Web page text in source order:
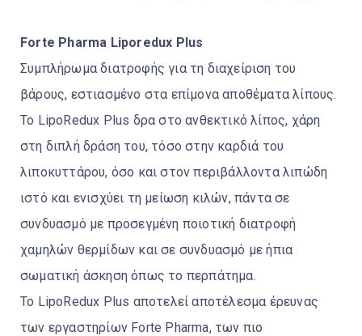
Forte Pharma Liporedux Plus
Συμπλήρωμα διατροφής για τη διαχείριση του
βάρους, εστιασμένο στα επίμονα αποθέματα λίπους.
Το LipoRedux Plus δρα στο ανθεκτικό λίπος, χάρη
στη διπλή δράση του, τόσο στην καρδιά του
λιποκυττάρου, όσο και στον περιβάλλοντα λιπώδη
ιστό και ενισχύει τη μείωση κιλών, πάντα σε
συνδυασμό με προσεγμένη ποιοτική διατροφή
χαμηλών θερμίδων και σε συνδυασμό με ήπια
σωματική άσκηση όπως το περπάτημα.
Το LipoRedux Plus αποτελεί αποτέλεσμα έρευνας
των εργαστηρίων Forte Pharma, των πιο